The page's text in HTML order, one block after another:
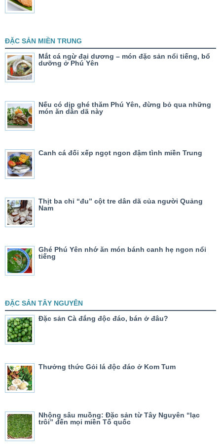
ĐẶC SẢN MIỀN TRUNG
Mắt cá ngừ đại dương – món đặc sản nổi tiếng, bổ
dưỡng ở Phú Yên
Nếu có dịp ghé thăm Phú Yên, đừng bỏ qua những
món ăn dân dã này
Canh cá đối xếp ngọt ngon đậm tình miền Trung
Thịt ba chỉ “đu” cột tre dân dã của người Quảng
Nam
Ghé Phú Yên nhớ ăn món bánh canh hẹ ngon nổi
tiếng
ĐẶC SẢN TÂY NGUYÊN
Đặc sản Cà đắng độc đáo, bán ở đâu?
Thưởng thức Gỏi lá độc đáo ở Kom Tum
Nhộng sâu muồng: Đặc sản từ Tây Nguyên “lạc
trôi” đến mọi miền Tố quốc